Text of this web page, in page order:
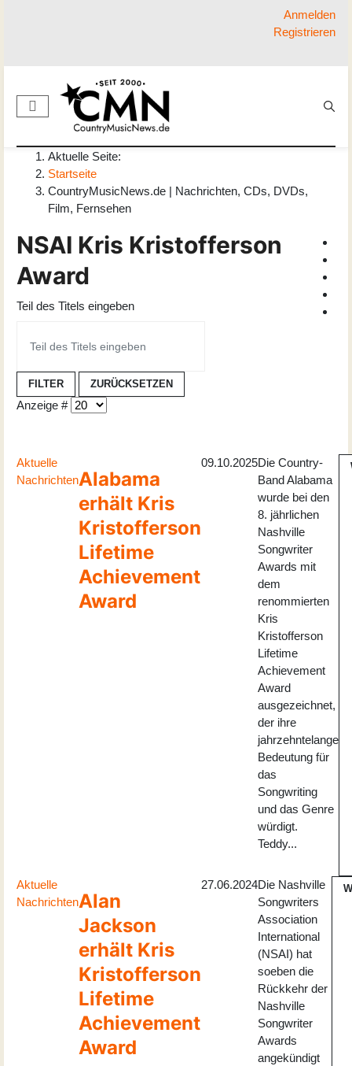
Anmelden
Registrieren
Aktuelle Seite:
Startseite
CountryMusicNews.de | Nachrichten, CDs, DVDs,
Film, Fernsehen
NSAI Kris Kristofferson
Award
Teil des Titels eingeben
FILTER ZURÜCKSETZEN
Anzeige #
Aktuelle
NachrichtenAlabama
erhält Kris
Kristofferson
Lifetime
Achievement
Award
09.10.2025Die Country-
Band Alabama
wurde bei den
8. jährlichen
Nashville
Songwriter
Awards mit
dem
renommierten
Kris
Kristofferson
Lifetime
Achievement
Award
ausgezeichnet,
der ihre
jahrzehntelange
Bedeutung für
das
Songwriting
und das Genre
würdigt.
Teddy...
Aktuelle
NachrichtenAlan
Jackson
erhält Kris
Kristofferson
Lifetime
Achievement
Award
27.06.2024Die Nashville
Songwriters
Association
International
(NSAI) hat
soeben die
Rückkehr der
Nashville
Songwriter
Awards
angekündigt